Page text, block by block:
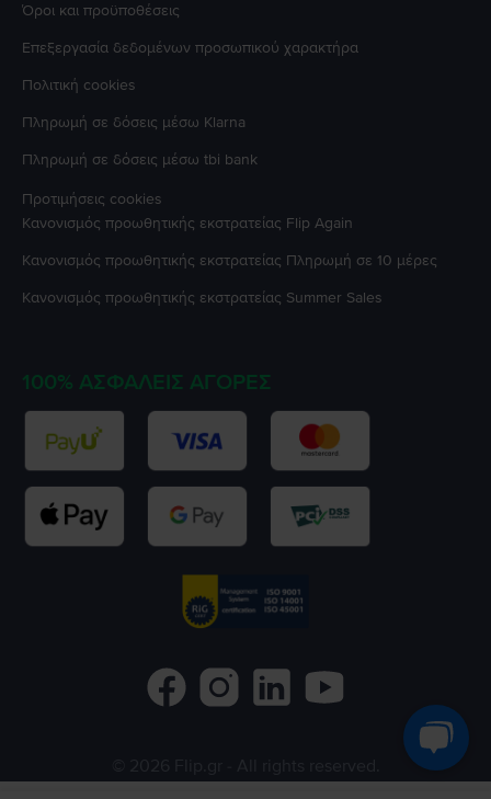
Όροι και προϋποθέσεις
Επεξεργασία δεδομένων προσωπικού χαρακτήρα
Πολιτική cookies
Πληρωμή σε δόσεις μέσω Klarna
Πληρωμή σε δόσεις μέσω tbi bank
Προτιμήσεις cookies
Κανονισμός προωθητικής εκστρατείας Flip Again
Κανονισμός προωθητικής εκστρατείας Πληρωμή σε 10 μέρες
Κανονισμός προωθητικής εκστρατείας Summer Sales
100% ΑΣΦΑΛΕΊΣ ΑΓΟΡΈΣ